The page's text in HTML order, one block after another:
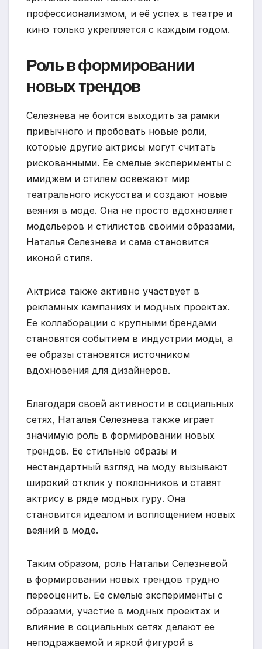
профессионализмом, и её успех в театре и
кино только укрепляется с каждым годом.
Роль в формировании
новых трендов
Селезнева не боится выходить за рамки
привычного и пробовать новые роли,
которые другие актрисы могут считать
рискованными. Ее смелые эксперименты с
имиджем и стилем освежают мир
театрального искусства и создают новые
веяния в моде. Она не просто вдохновляет
модельеров и стилистов своими образами,
Наталья Селезнева и сама становится
иконой стиля.
Актриса также активно участвует в
рекламных кампаниях и модных проектах.
Ее коллаборации с крупными брендами
становятся событием в индустрии моды, а
ее образы становятся источником
вдохновения для дизайнеров.
Благодаря своей активности в социальных
сетях, Наталья Селезнева также играет
значимую роль в формировании новых
трендов. Ее стильные образы и
нестандартный взгляд на моду вызывают
широкий отклик у поклонников и ставят
актрису в ряде модных гуру. Она
становится идеалом и воплощением новых
веяний в моде.
Таким образом, роль Натальи Селезневой
в формировании новых трендов трудно
переоценить. Ее смелые эксперименты с
образами, участие в модных проектах и
влияние в социальных сетях делают ее
неподражаемой и яркой фигурой в